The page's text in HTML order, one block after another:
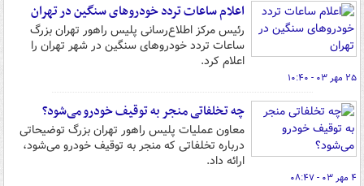
اعلام ساعات تردد خودروهای سنگین در تهران
رئیس مرکز اطلاع‌رسانی پلیس راهور تهران بزرگ
ساعات تردد خودروهای سنگین در شهر تهران را
اعلام کرد.
۲۵ مهر ۰۳ - ۱۰:۴۰
چه تخلفاتی منجر به توقیف خودرو می‌شود؟
معاون عملیات پلیس راهور تهران بزرگ توضیحاتی
درباره تخلفاتی که منجر به توقیف خودرو می‌شود،
ارائه داد.
۴ مهر ۰۳ - ۰۸:۴۷